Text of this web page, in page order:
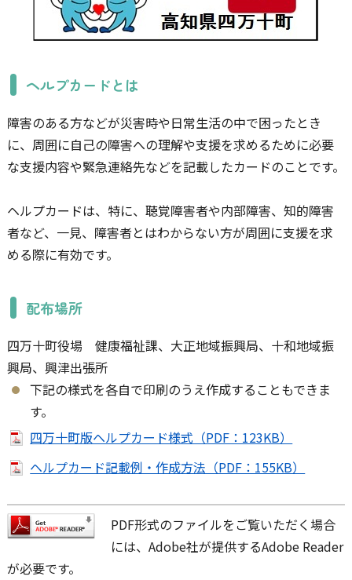
ヘルプカードとは
障害のある方などが災害時や日常生活の中で困ったとき
に、周囲に自己の障害への理解や支援を求めるために必要
な支援内容や緊急連絡先などを記載したカードのことです。
ヘルプカードは、特に、聴覚障害者や内部障害、知的障害
者など、一見、障害者とはわからない方が周囲に支援を求
める際に有効です。
配布場所
四万十町役場 健康福祉課、大正地域振興局、十和地域振
興局、興津出張所
下記の様式を各自で印刷のうえ作成することもできま
す。
四万十町版ヘルプカード様式（PDF：123KB）
ヘルプカード記載例・作成方法（PDF：155KB）
PDF形式のファイルをご覧いただく場合
には、Adobe社が提供するAdobe Reader
が必要です。